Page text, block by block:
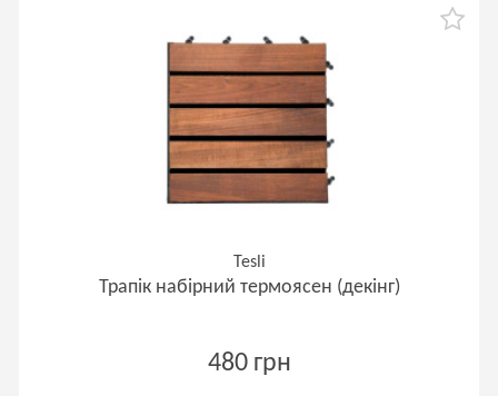
Tesli
Трапік набірний термоясен (декінг)
480 грн